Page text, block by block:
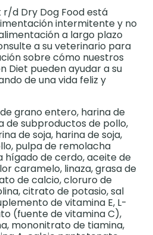
r/d Dry Dog Food está
intermitente y no
a largo plazo
a su veterinario para
sobre cómo nuestros
Diet pueden ayudar a su
de una vida feliz y
grano entero, harina de
de subproductos de pollo,
de soja, harina de soja,
pulpa de remolacha
hígado de cerdo, aceite de
caramelo, linaza, grasa de
de calcio, cloruro de
citrato de potasio, sal
de vitamina E, L-
(fuente de vitamina C),
mononitrato de tiamina,